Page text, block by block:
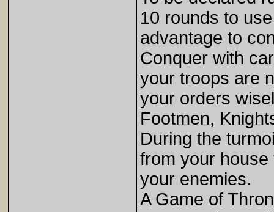
10 rounds to
advantage to
Conquer with
your troops are
your orders
Footmen,
During the
from your
your enemies.
A Game of